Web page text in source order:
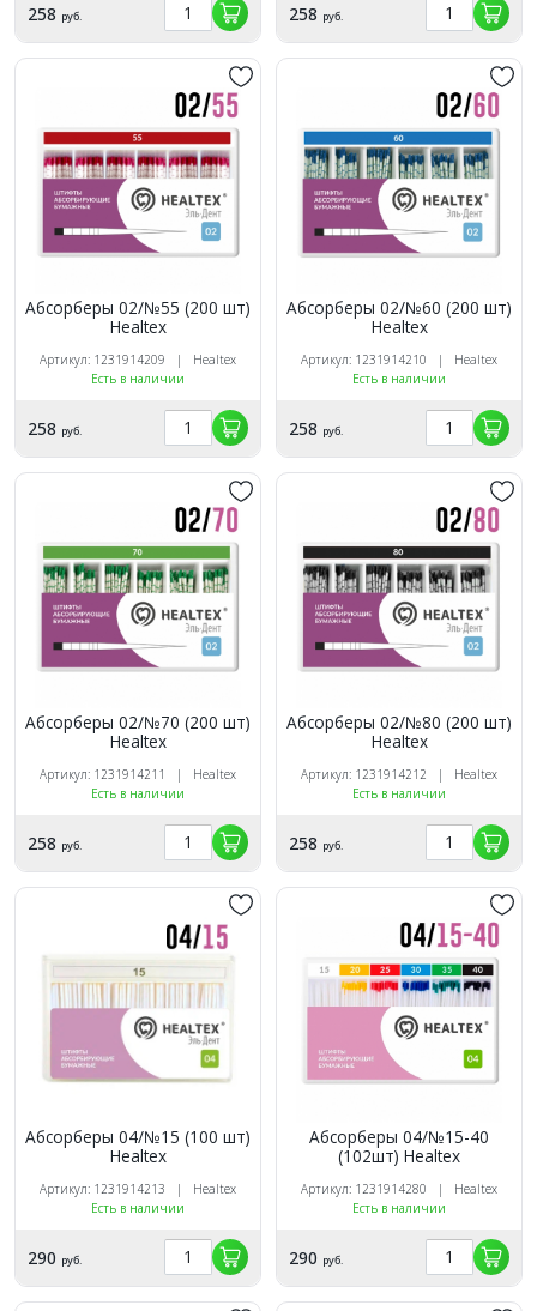
258 руб. 258 руб.
Абсорберы 02/№55 (200 шт)
Healtex
Артикул: 1231914209 | Healtex
Есть в наличии
258 руб.
Абсорберы 02/№60 (200 шт)
Healtex
Артикул: 1231914210 | Healtex
Есть в наличии
258 руб.
Абсорберы 02/№70 (200 шт)
Healtex
Артикул: 1231914211 | Healtex
Есть в наличии
258 руб.
Абсорберы 02/№80 (200 шт)
Healtex
Артикул: 1231914212 | Healtex
Есть в наличии
258 руб.
Абсорберы 04/№15 (100 шт)
Healtex
Артикул: 1231914213 | Healtex
Есть в наличии
290 руб.
Абсорберы 04/№15-40
(102шт) Healtex
Артикул: 1231914280 | Healtex
Есть в наличии
290 руб.